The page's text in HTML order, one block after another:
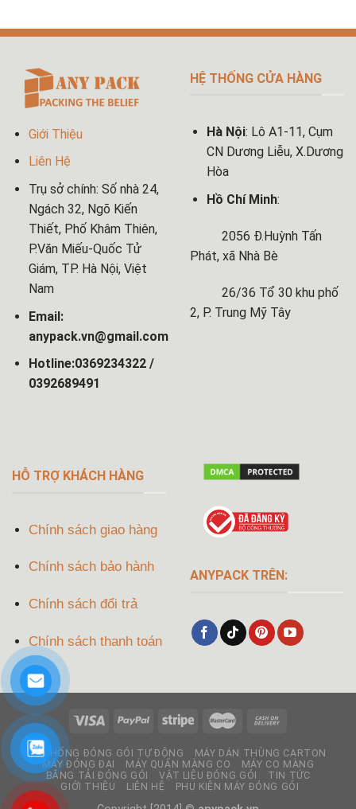
Giới Thiệu
Liên Hệ
Trụ sở chính: Số nhà 24,
Ngách 32, Ngõ Kiến
Thiết, Phố Khâm Thiên,
P.Văn Miếu-Quốc Tử
Giám, TP. Hà Nội, Việt
Nam
Email:
anypack.vn@gmail.com
Hotline:0369234322 /
0392689491
HỆ THỐNG CỬA HÀNG
Hà Nội: Lô A1-11, Cụm
CN Dương Liễu, X.Dương
Hòa
Hồ Chí Minh:
2056 Đ.Huỳnh Tấn
Phát, xã Nhà Bè
26/36 Tổ 30 khu phố
2, P. Trung Mỹ Tây
HỖ TRỢ KHÁCH HÀNG
Chính sách giao hàng
Chính sách bảo hành
Chính sách đổi trả
Chính sách thanh toán
ANYPACK TRÊN:
HỆ THỐNG ĐÓNG GÓI TỰ ĐỘNG
MÁY DÁN THÙNG CARTON
MÁY ĐÓNG ĐAI
MÁY QUẤN MÀNG CO
MÁY CO MÀNG
BĂNG TẢI ĐÓNG GÓI
VẬT LIỆU ĐÓNG GÓI
TIN TỨC
GIỚI THIỆU
LIÊN HỆ PHỤ KIỆN MÁY ĐÓNG GÓI